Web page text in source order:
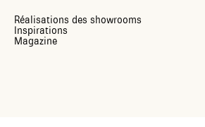
Réalisations des showrooms
Inspirations
Magazine